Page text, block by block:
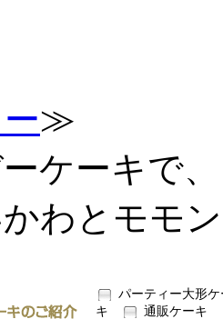
≫
ケーキで
わとモモ
パーティー大形ケ
キ
通販ケーキ